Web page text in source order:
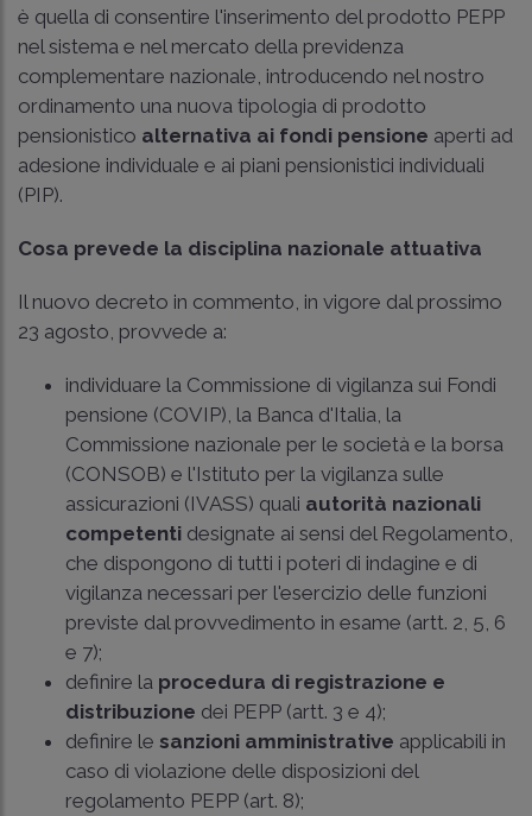
è quella di consentire l'inserimento del prodotto PEPP
nel sistema e nel mercato della previdenza
complementare nazionale, introducendo nel nostro
ordinamento una nuova tipologia di prodotto
pensionistico alternativa ai fondi pensione aperti ad
adesione individuale e ai piani pensionistici individuali
(PIP).
Cosa prevede la disciplina nazionale attuativa
Il nuovo decreto in commento, in vigore dal prossimo
23 agosto, provvede a:
individuare la Commissione di vigilanza sui Fondi
pensione (COVIP), la Banca d'Italia, la
Commissione nazionale per le società e la borsa
(CONSOB) e l'Istituto per la vigilanza sulle
assicurazioni (IVASS) quali autorità nazionali
competenti designate ai sensi del Regolamento,
che dispongono di tutti i poteri di indagine e di
vigilanza necessari per l'esercizio delle funzioni
previste dal provvedimento in esame (artt. 2, 5, 6
e 7);
definire la procedura di registrazione e
distribuzione dei PEPP (artt. 3 e 4);
definire le sanzioni amministrative applicabili in
caso di violazione delle disposizioni del
regolamento PEPP (art. 8);